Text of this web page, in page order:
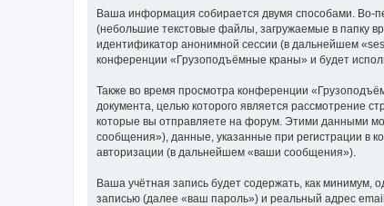
Ваша информация собирается двумя способами. Во-
(небольшие текстовые файлы, загружаемые в папку
идентификатор анонимной сессии (в дальнейшем
конференции «Грузоподъёмные краны» и будет
Также во время просмотра конференции
документа, целью которого является рассмотрение
которые вы отправляете на форум. Этими данными
сообщения»), данные, указанные при регистрации в
авторизации (в дальнейшем «ваши сообщения»).
Ваша учётная запись будет содержать, как
записью (далее «ваш пароль») и реальный адрес